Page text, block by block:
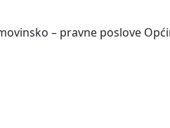
– pravne poslove